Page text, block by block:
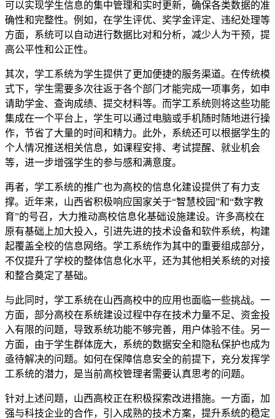
可以实现学生信息的集中管理和实时更新，确保各类数据的准
确性和完整性。例如，在学生评优、奖学金评定、违纪处理等
方面，系统可以自动进行数据比对和分析，减少人为干预，提
高公平性和公正性。
其次，学工系统为学生提供了更加便捷的服务渠道。在传统模
式下，学生需要多次往返于各个部门才能完成一项事务，如申
请助学金、查询成绩、提交材料等。而学工系统则将这些功能
集成在一个平台上，学生可以通过电脑或手机随时随地进行操
作，节省了大量的时间和精力。此外，系统还可以根据学生的
个人情况推送相关信息，如课程安排、考试提醒、就业机会
等，进一步增强学生的参与感和满意度。
再者，学工系统的推广也为高校的信息化建设提供了有力支
撑。近年来，山西省积极响应国家关于“智慧校园”和“数字教
育”的号召，大力推动高校信息化基础设施建设。许多高校在
原有基础上加大投入，引进先进的技术设备和软件系统，构建
起覆盖全校的信息网络。学工系统作为其中的重要组成部分，
不仅提升了学校的整体信息化水平，还为其他相关系统的对接
和整合奠定了基础。
与此同时，学工系统在山西高校中的应用也面临一些挑战。一
方面，部分高校在系统建设过程中存在技术力量不足、资金投
入有限的问题，导致系统功能不够完善，用户体验不佳。另一
方面，由于学生群体庞大，系统的数据安全和隐私保护也成为
亟待解决的问题。如何在保障信息安全的前提下，充分发挥学
工系统的潜力，是当前高校管理者需要认真思考的问题。
针对上述问题，山西高校正在积极探索改进措施。一方面，加
强与科技企业的合作，引入成熟的技术方案，提升系统的稳定